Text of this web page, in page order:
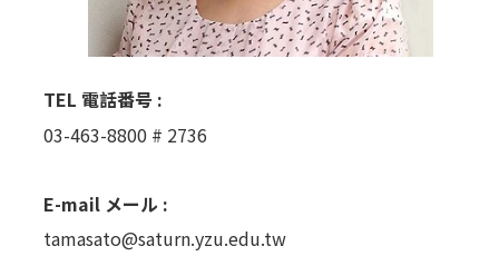
TEL 電話番号 :
03-463-8800 # 2736
E-mail メール :
tamasato@saturn.yzu.edu.tw